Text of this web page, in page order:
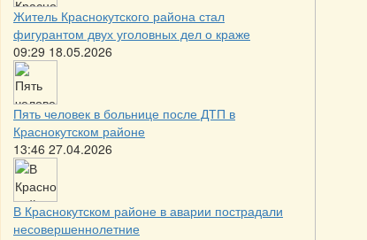
Житель Краснокутского района стал
фигурантом двух уголовных дел о краже
09:29 18.05.2026
Пять человек в больнице после ДТП в
Краснокутском районе
13:46 27.04.2026
В Краснокутском районе в аварии пострадали
несовершеннолетние